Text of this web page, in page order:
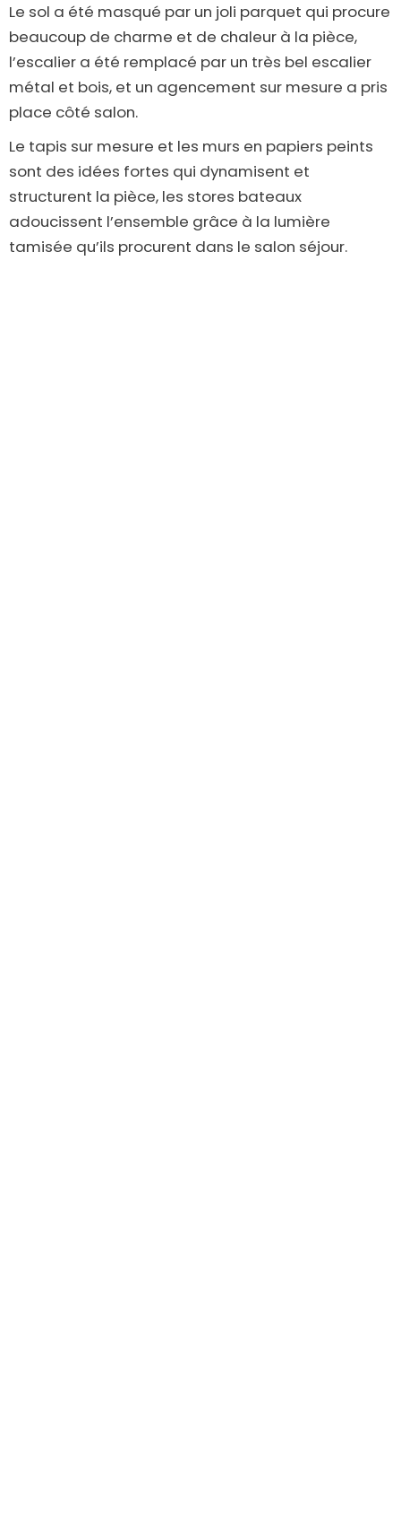
Le sol a été masqué par un joli parquet qui procure
beaucoup de charme et de chaleur à la pièce,
l’escalier a été remplacé par un très bel escalier
métal et bois, et un agencement sur mesure a pris
place côté salon.
Le tapis sur mesure et les murs en papiers peints
sont des idées fortes qui dynamisent et
structurent la pièce, les stores bateaux
adoucissent l’ensemble grâce à la lumière
tamisée qu’ils procurent dans le salon séjour.